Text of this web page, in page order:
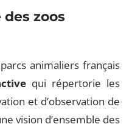
zoos
animaliers français
qui répertorie les
et d’observation de
vision d’ensemble des